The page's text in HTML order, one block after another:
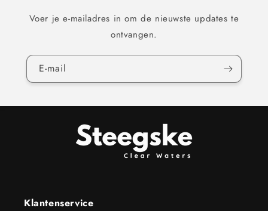
Voer je e-mailadres in om de nieuwste updates te
ontvangen.
E‑mail
Klantenservice